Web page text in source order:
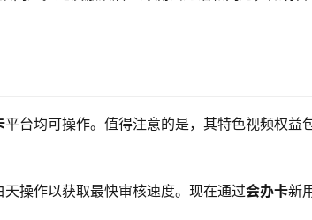
平台均可操作。值得注意的是，其特色视频权益
操作以获取最快审核速度。现在通过会办卡新